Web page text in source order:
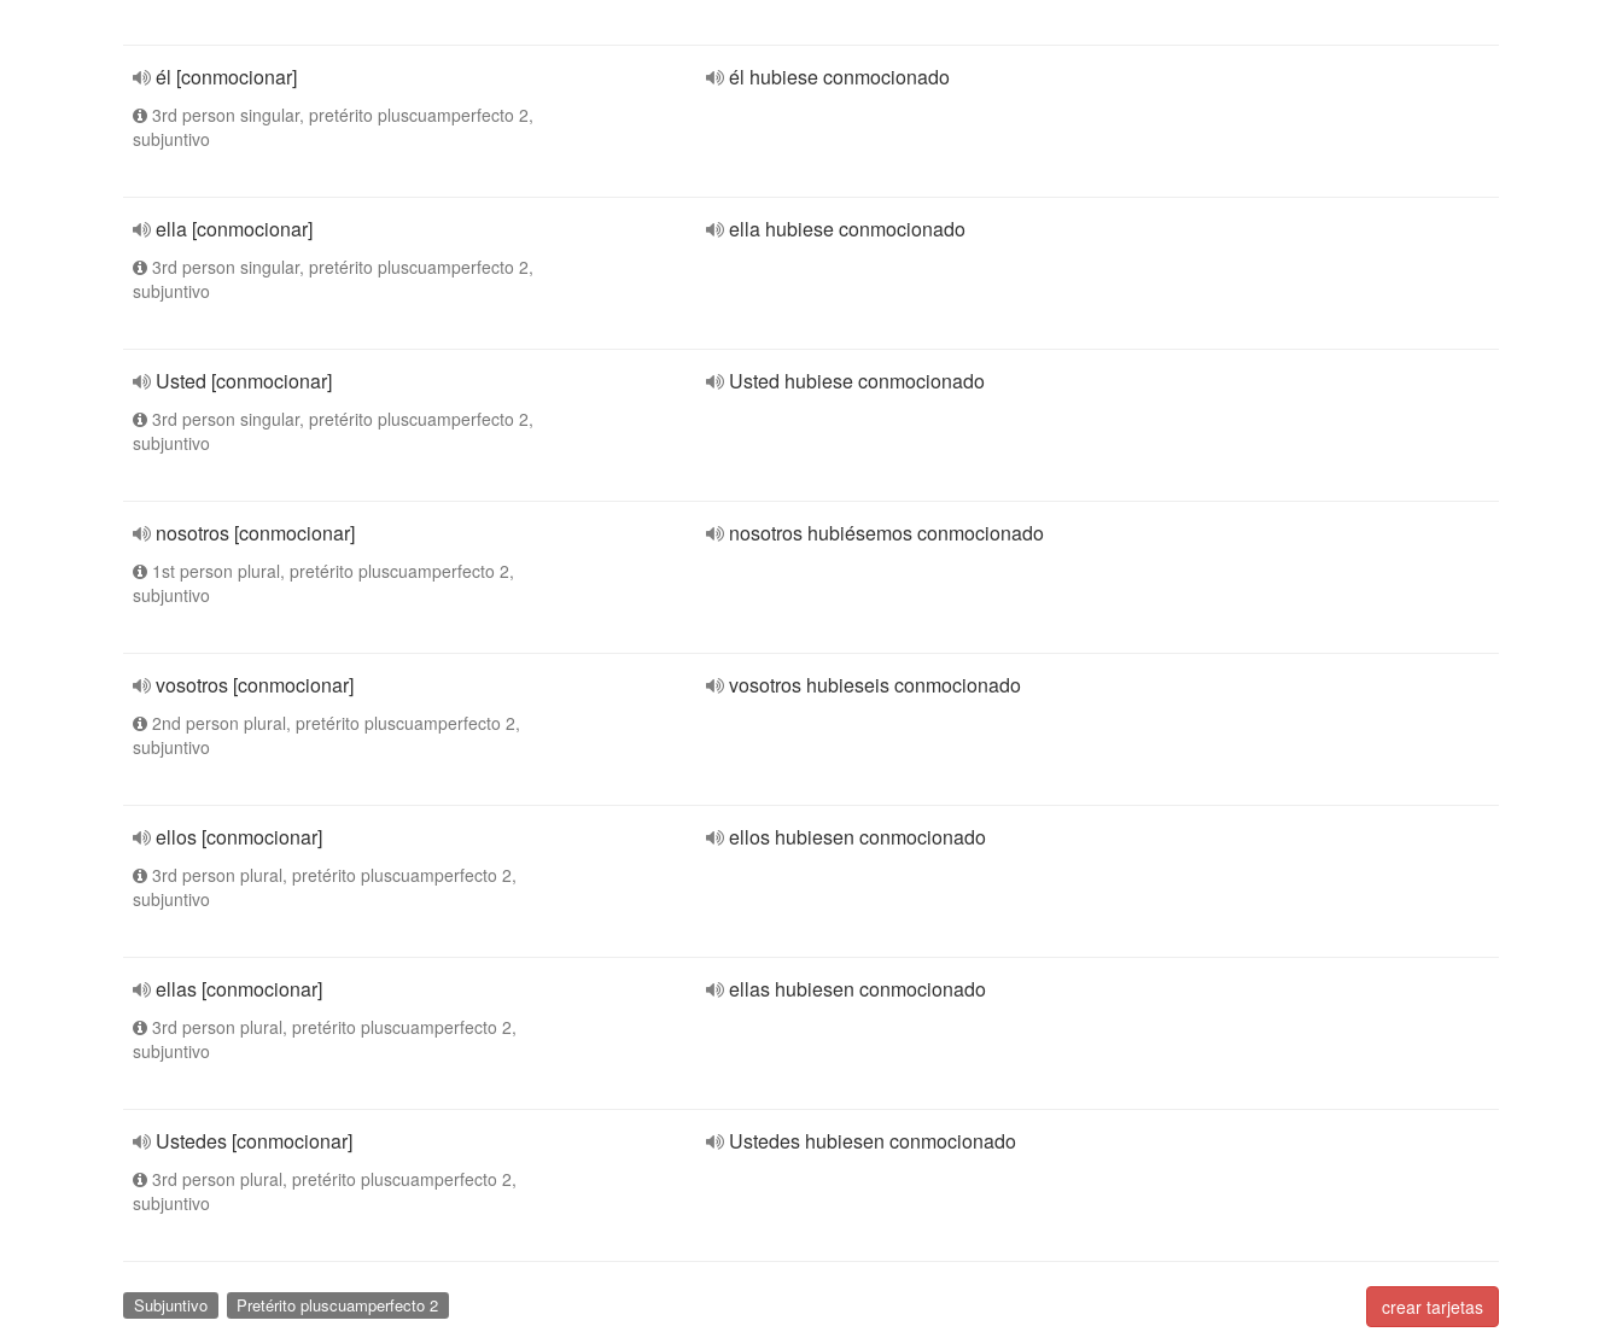
él [conmocionar]
3rd person singular, pretérito pluscuamperfecto 2,
subjuntivo
él hubiese conmocionado
ella [conmocionar]
3rd person singular, pretérito pluscuamperfecto 2,
subjuntivo
ella hubiese conmocionado
Usted [conmocionar]
3rd person singular, pretérito pluscuamperfecto 2,
subjuntivo
Usted hubiese conmocionado
nosotros [conmocionar]
1st person plural, pretérito pluscuamperfecto 2,
subjuntivo
nosotros hubiésemos conmocionado
vosotros [conmocionar]
2nd person plural, pretérito pluscuamperfecto 2,
subjuntivo
vosotros hubieseis conmocionado
ellos [conmocionar]
3rd person plural, pretérito pluscuamperfecto 2,
subjuntivo
ellos hubiesen conmocionado
ellas [conmocionar]
3rd person plural, pretérito pluscuamperfecto 2,
subjuntivo
ellas hubiesen conmocionado
Ustedes [conmocionar]
3rd person plural, pretérito pluscuamperfecto 2,
subjuntivo
Ustedes hubiesen conmocionado
crear tarjetas
Subjuntivo Pretérito pluscuamperfecto 2